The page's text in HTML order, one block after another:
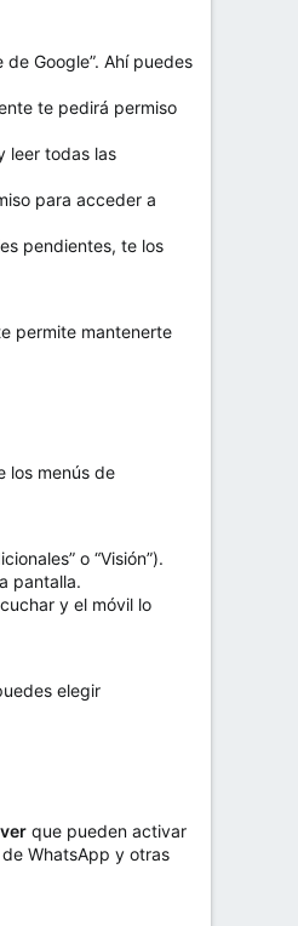
Google”. Ahí puedes
te pedirá permiso
leer todas las
para acceder a
pendientes, te los
permite mantenerte
los menús de
o “Visión”).
pantalla.
y el móvil lo
elegir
que pueden activar
WhatsApp y otras